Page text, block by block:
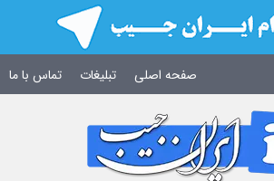
صفحه اصلی تبلیغات تماس با ما